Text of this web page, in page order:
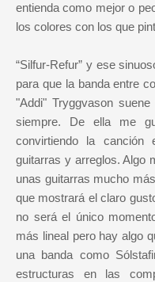
entienda como mejor o
los colores con los que
“Silfur-Refur” y ese
para que la banda entre
"Addi" Tryggvason
siempre. De ella me
convirtiendo la canción
guitarras y arreglos. Algo
unas guitarras mucho
que mostrará el claro
no será el único
más lineal pero hay algo
una banda como
estructuras en las